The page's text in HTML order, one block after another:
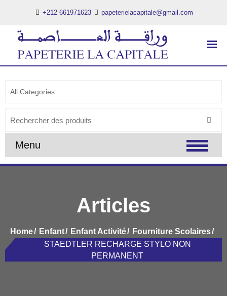
+212 661971623 papeterielacapitale@gmail.com
PAPETERIE LA CAPITALE
..:: PAPETERIE LA CAPITALE ::..
Menu
Articles
Home Enfant Enfant Activité
Fourniture Scolaires
STAEDTLER RECHARGE STYLO NON
PERMANENT